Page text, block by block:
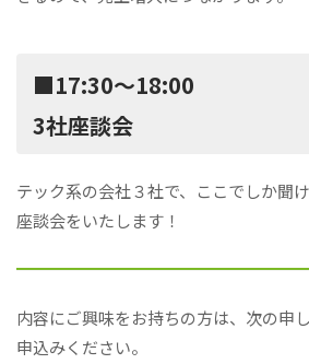
■17:30〜18:00
3社座談会
テック系の会社３社で、ここでしか聞
座談会をいたします！
内容にご興味をお持ちの方は、次の申
申込みください。